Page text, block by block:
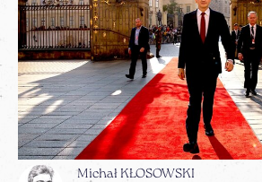
Michał KŁOSOWSKI